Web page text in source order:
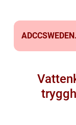
ADCCSWEDEN.